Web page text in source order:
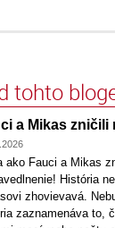
tohto
a Mikas
ako Fauci a Mikas
História
zhovievavá.
zaznamenáva to,